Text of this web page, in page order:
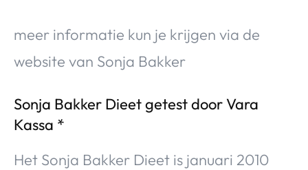
meer informatie kun je krijgen via de
website van Sonja Bakker
Sonja Bakker Dieet getest door Vara
Kassa *
Het Sonja Bakker Dieet is januari 2010